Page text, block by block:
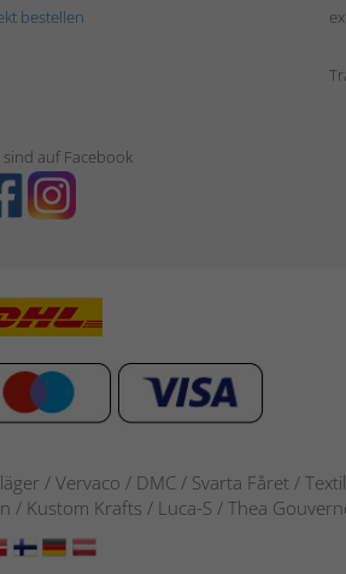
bestellen
sind auf Facebook
/ Vervaco / DMC / Svarta Fåret /
/ Kustom Krafts / Luca-S / Thea